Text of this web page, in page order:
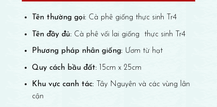
Tên thường gọi: Cà phê giống thực sinh Tr4
Tên đầy đủ: Cà phê vối lai giống thực sinh Tr4
Phương pháp nhân giống: Ươm từ hạt
Quy cách bầu đất: 15cm x 25cm
Khu vực canh tác: Tây Nguyên và các vùng lân
cận